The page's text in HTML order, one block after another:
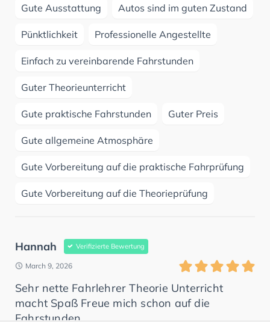
Gute Ausstattung Autos sind im guten Zustand
Pünktlichkeit Professionelle Angestellte
Einfach zu vereinbarende Fahrstunden
Guter Theorieunterricht
Gute praktische Fahrstunden Guter Preis
Gute allgemeine Atmosphäre
Gute Vorbereitung auf die praktische Fahrprüfung
Gute Vorbereitung auf die Theorieprüfung
Hannah Verifizierte Bewertung
March 9, 2026
Sehr nette Fahrlehrer Theorie Unterricht
macht Spaß Freue mich schon auf die
Fahrstunden